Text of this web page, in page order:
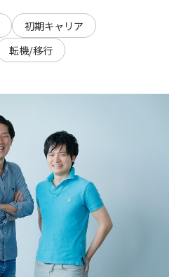
初期キャリア
転機/移行